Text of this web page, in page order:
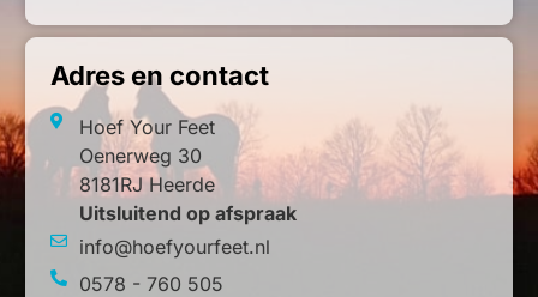
Adres en contact
Hoef Your Feet
Oenerweg 30
8181RJ Heerde
Uitsluitend op afspraak
info@hoefyourfeet.nl
0578 - 760 505